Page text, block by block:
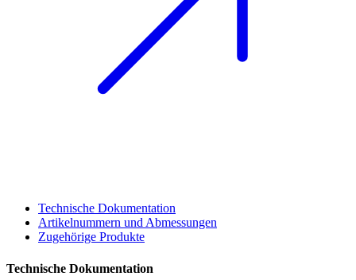
Technische Dokumentation
Artikelnummern und Abmessungen
Zugehörige Produkte
Technische Dokumentation